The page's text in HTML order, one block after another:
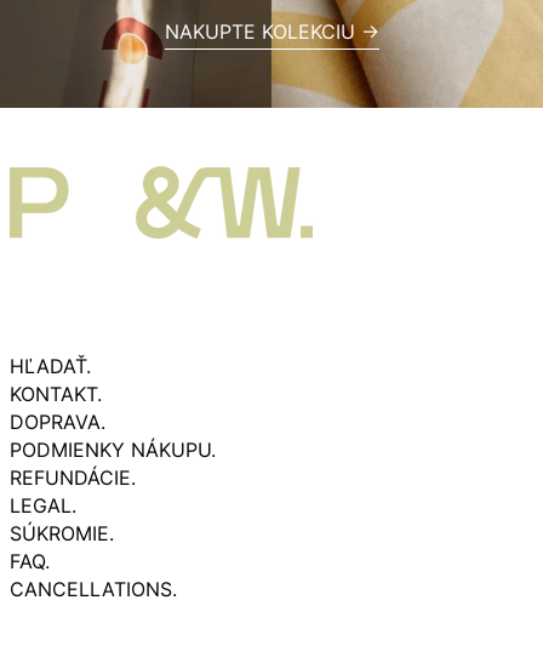
NAKUPTE KOLEKCIU →
HĽADAŤ.
KONTAKT.
DOPRAVA.
PODMIENKY NÁKUPU.
REFUNDÁCIE.
LEGAL.
SÚKROMIE.
FAQ.
CANCELLATIONS.